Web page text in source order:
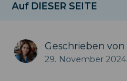
Auf DIESER SEITE
Geschrieben von
29. November 2024